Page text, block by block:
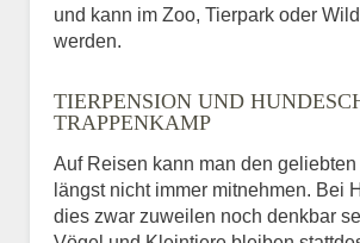
und kann im Zoo, Tierpark oder
werden.
TIERPENSION UND
TRAPPENKAMP
Auf Reisen kann man den
längst nicht immer mitnehmen. Bei
dies zwar zuweilen noch denkbar